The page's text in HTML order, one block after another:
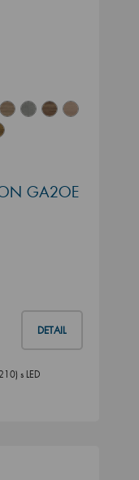
GA2OE
DETAIL
s LED